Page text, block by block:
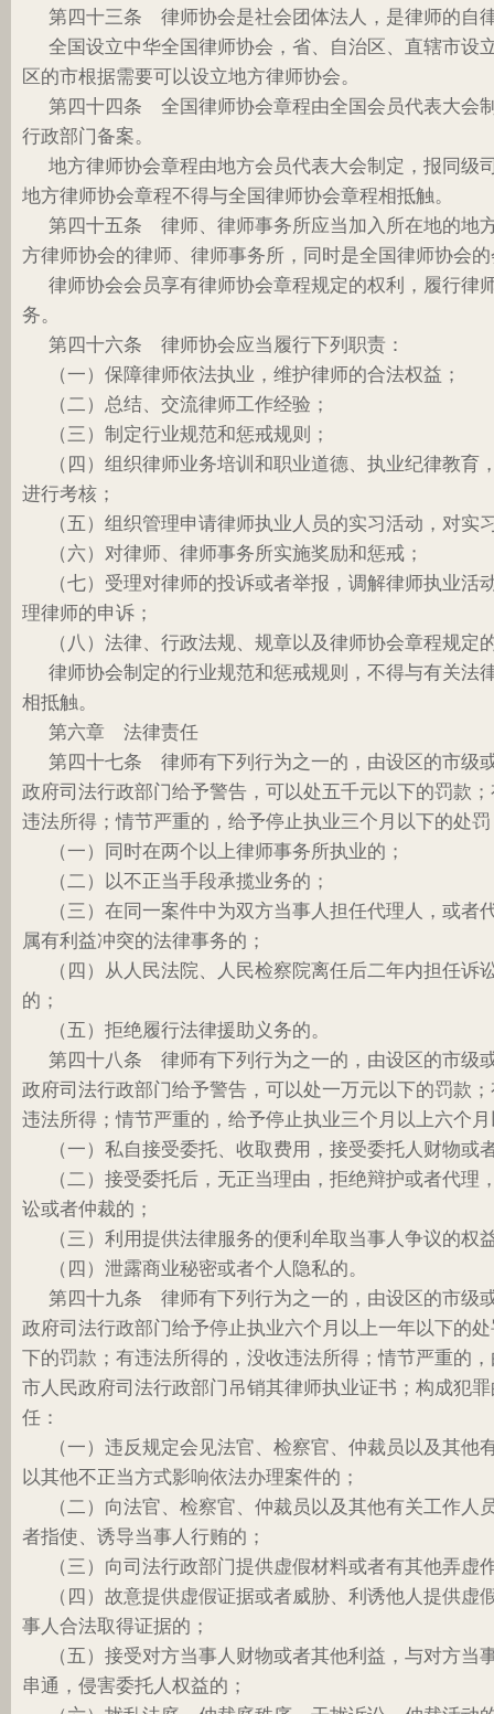
第四十三条 律师协会是社会团体法人，是律师的自
全国设立中华全国律师协会，省、自治区、直辖市设
区的市根据需要可以设立地方律师协会。
第四十四条 全国律师协会章程由全国会员代表大会
行政部门备案。
地方律师协会章程由地方会员代表大会制定，报同级
地方律师协会章程不得与全国律师协会章程相抵触。
第四十五条 律师、律师事务所应当加入所在地的地
方律师协会的律师、律师事务所，同时是全国律师协会
律师协会会员享有律师协会章程规定的权利，履行律
务。
第四十六条 律师协会应当履行下列职责：
（一）保障律师依法执业，维护律师的合法权益；
（二）总结、交流律师工作经验；
（三）制定行业规范和惩戒规则；
（四）组织律师业务培训和职业道德、执业纪律教育
进行考核；
（五）组织管理申请律师执业人员的实习活动，对实
（六）对律师、律师事务所实施奖励和惩戒；
（七）受理对律师的投诉或者举报，调解律师执业活
理律师的申诉；
（八）法律、行政法规、规章以及律师协会章程规定
律师协会制定的行业规范和惩戒规则，不得与有关法
相抵触。
第六章 法律责任
第四十七条 律师有下列行为之一的，由设区的市级
政府司法行政部门给予警告，可以处五千元以下的罚款
违法所得；情节严重的，给予停止执业三个月以下的处
（一）同时在两个以上律师事务所执业的；
（二）以不正当手段承揽业务的；
（三）在同一案件中为双方当事人担任代理人，或者
属有利益冲突的法律事务的；
（四）从人民法院、人民检察院离任后二年内担任诉
的；
（五）拒绝履行法律援助义务的。
第四十八条 律师有下列行为之一的，由设区的市级
政府司法行政部门给予警告，可以处一万元以下的罚款
违法所得；情节严重的，给予停止执业三个月以上六个
（一）私自接受委托、收取费用，接受委托人财物或
（二）接受委托后，无正当理由，拒绝辩护或者代理
讼或者仲裁的；
（三）利用提供法律服务的便利牟取当事人争议的权
（四）泄露商业秘密或者个人隐私的。
第四十九条 律师有下列行为之一的，由设区的市级
政府司法行政部门给予停止执业六个月以上一年以下的
下的罚款；有违法所得的，没收违法所得；情节严重的
市人民政府司法行政部门吊销其律师执业证书；构成犯
任：
（一）违反规定会见法官、检察官、仲裁员以及其他
以其他不正当方式影响依法办理案件的；
（二）向法官、检察官、仲裁员以及其他有关工作人
者指使、诱导当事人行贿的；
（三）向司法行政部门提供虚假材料或者有其他弄虚
（四）故意提供虚假证据或者威胁、利诱他人提供虚
事人合法取得证据的；
（五）接受对方当事人财物或者其他利益，与对方当
串通，侵害委托人权益的；